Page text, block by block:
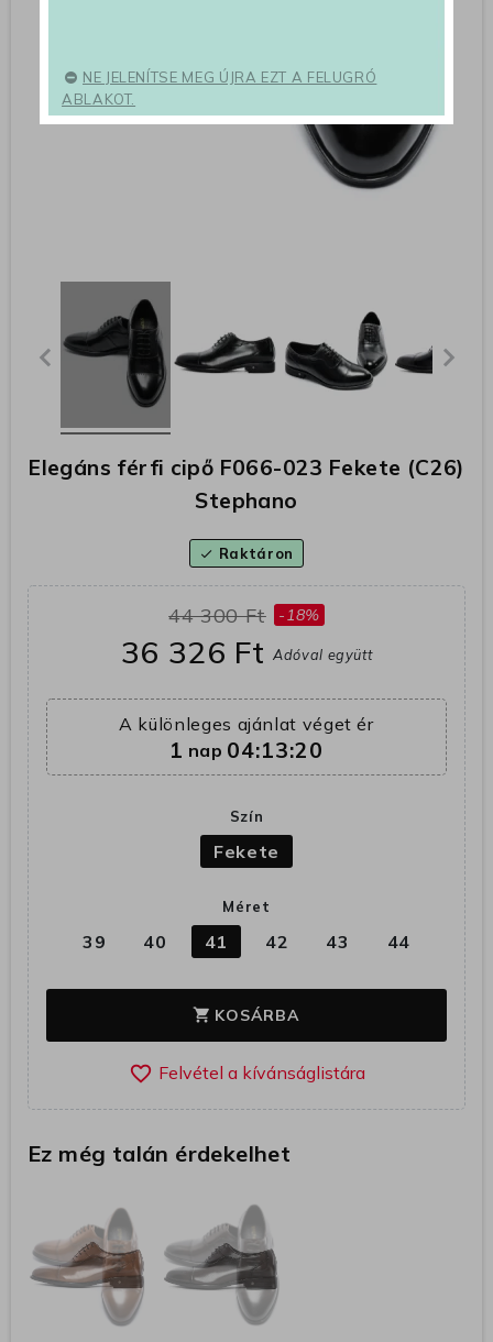
Elegáns férfi cipő F066-023 Fekete (C26)
Stephano
check Raktáron
44 300 Ft -18%
36 326 FtAdóval együtt
A különleges ajánlat véget ér
1 nap 04:13:20
Szín
Fekete
Méret
39 40 41 42 43 44
shopping_cart KOSÁRBA
favorite_border
Ez még talán érdekelhet
NE JELENÍTSE MEG ÚJRA EZT A FELUGRÓ
ABLAKOT.